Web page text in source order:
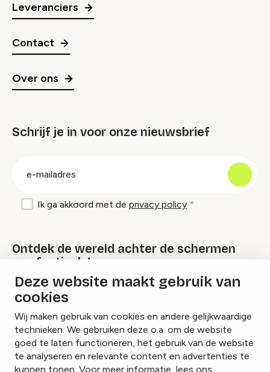
Deze website maakt gebruik van
cookies
Wij maken gebruik van cookies en andere gelijkwaardige
technieken. We gebruiken deze o.a. om de website
goed te laten functioneren, het gebruik van de website
te analyseren en relevante content en advertenties te
kunnen tonen. Voor meer informatie, lees ons
Leveranciers
Contact
Over ons
Schrijf je in voor onze nieuwsbrief
Ik ga akkoord met de privacy policy
Ontdek de wereld achter de schermen
van festivals!
Lees onze Festival Specials
InstagramFacebookLinkedIn